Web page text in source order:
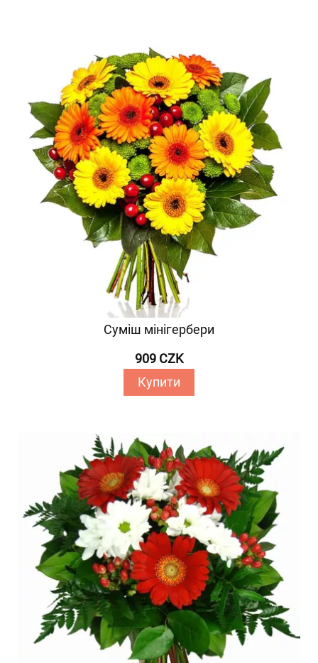
Суміш мінігербери
909 CZK
Купити